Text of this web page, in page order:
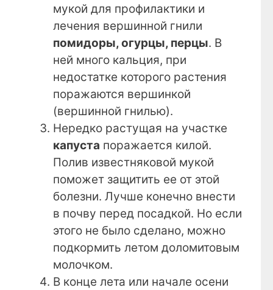
мукой для профилактики и
лечения вершинной гнили
помидоры, огурцы, перцы. В
ней много кальция, при
недостатке которого растения
поражаются вершинкой
(вершинной гнилью).
Нередко растущая на участке
капуста поражается килой.
Полив известняковой мукой
поможет защитить ее от этой
болезни. Лучше конечно внести
в почву перед посадкой. Но если
этого не было сделано, можно
подкормить летом доломитовым
молочком.
В конце лета или начале осени